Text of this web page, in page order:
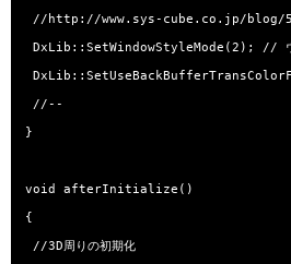
//http://www.sys-cube.co.jp/blog/
DxLib::SetWindowStyleMode(2); // ウィ
//--
}
void afterInitialize()
{
//3D周りの初期化